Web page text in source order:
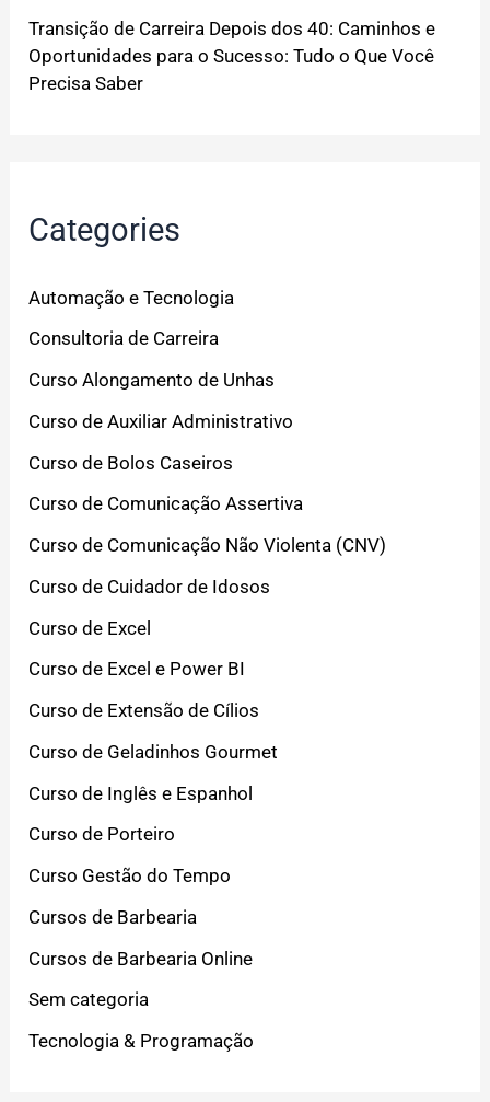
Transição de Carreira Depois dos 40: Caminhos e
Oportunidades para o Sucesso: Tudo o Que Você
Precisa Saber
Categories
Automação e Tecnologia
Consultoria de Carreira
Curso Alongamento de Unhas
Curso de Auxiliar Administrativo
Curso de Bolos Caseiros
Curso de Comunicação Assertiva
Curso de Comunicação Não Violenta (CNV)
Curso de Cuidador de Idosos
Curso de Excel
Curso de Excel e Power BI
Curso de Extensão de Cílios
Curso de Geladinhos Gourmet
Curso de Inglês e Espanhol
Curso de Porteiro
Curso Gestão do Tempo
Cursos de Barbearia
Cursos de Barbearia Online
Sem categoria
Tecnologia & Programação